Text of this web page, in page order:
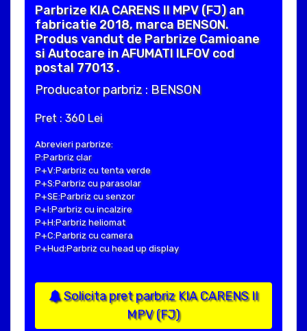
Parbrize KIA CARENS II MPV (FJ) an
fabricatie 2018, marca BENSON.
Produs vandut de Parbrize Camioane
si Autocare in AFUMATI ILFOV cod
postal 77013 .
Producator parbriz : BENSON
Pret : 360 Lei
Abrevieri parbrize:
P:Parbriz clar
P+V:Parbriz cu tenta verde
P+S:Parbriz cu parasolar
P+SE:Parbriz cu senzor
P+I:Parbriz cu incalzire
P+H:Parbriz heliomat
P+C:Parbriz cu camera
P+Hud:Parbriz cu head up display
Solicita pret parbriz KIA CARENS II
MPV (FJ)